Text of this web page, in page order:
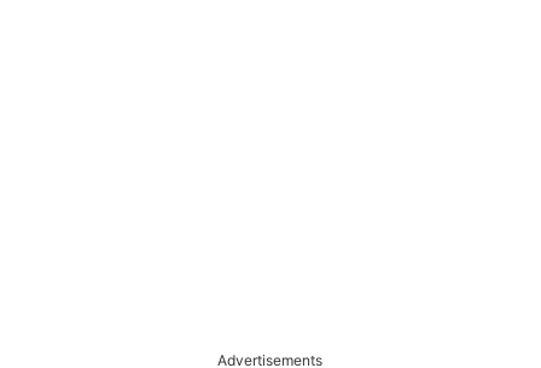
Advertisements